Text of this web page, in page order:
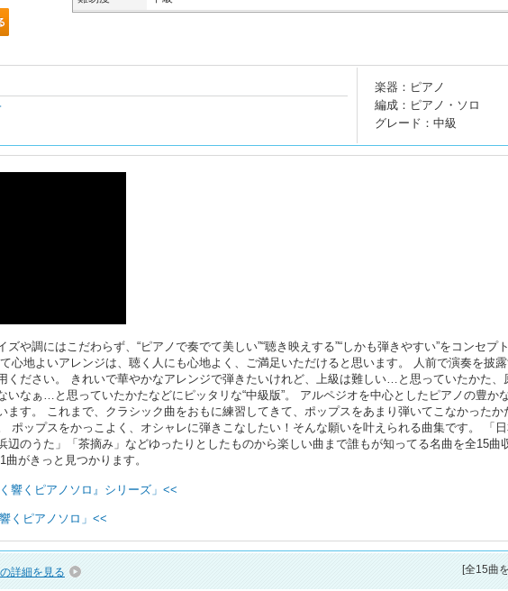
楽器：ピアノ
編成：ピアノ・ソロ
グレード：中級
ズや調にはこだわらず、“ピアノで奏でて美しい”“聴き映えする”“しかも弾きやすい”をコンセプ
心地よいアレンジは、聴く人にも心地よく、ご満足いただけると思います。 人前で演奏を披
ください。 きれいで華やかなアレンジで弾きたいけれど、上級は難しい…と思っていたかた、
いなぁ…と思っていたかたなどにピッタリな“中級版”。 アルペジオを中心としたピアノの豊か
ます。 これまで、クラシック曲をおもに練習してきて、ポップスをあまり弾いてこなかったか
ポップスをかっこよく、オシャレに弾きこなしたい！そんな願いを叶えられる曲集です。 「
辺のうた」「茶摘み」などゆったりとしたものから楽しい曲まで誰もが知ってる名曲を全15曲
がきっと見つかります。
響くピアノソロ』シリーズ」<<
くピアノソロ」<<
詳細を見る [全15曲